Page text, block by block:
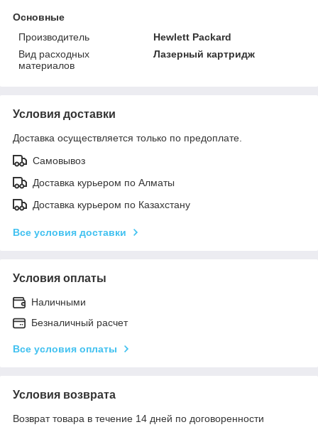
Основные
Производитель
Hewlett Packard
Вид расходных
материалов
Лазерный картридж
Условия доставки
Доставка осуществляется только по предоплате.
Самовывоз
Доставка курьером по Алматы
Доставка курьером по Казахстану
Все условия доставки
Условия оплаты
Наличными
Безналичный расчет
Все условия оплаты
Условия возврата
Возврат товара в течение 14 дней по договоренности